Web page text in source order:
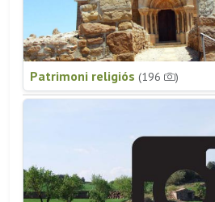
Patrimoni religiós (196 )